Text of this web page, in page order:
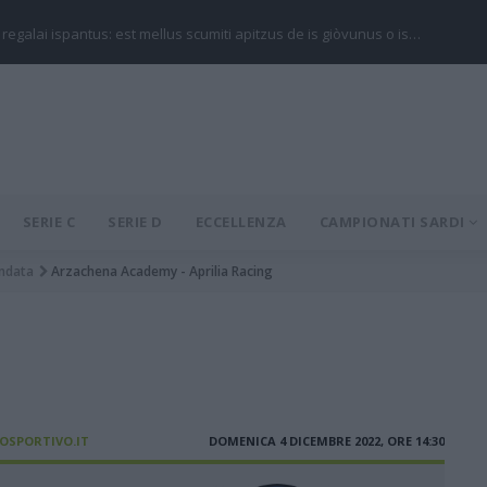
regalai ispantus: est mellus scumiti apitzus de is giòvunus o is…
SERIE C SERIE D ECCELLENZA CAMPIONATI SARDI
Arzachena Academy - Aprilia Racing
DOMENICA 4 DICEMBRE 2022, ORE 14:30